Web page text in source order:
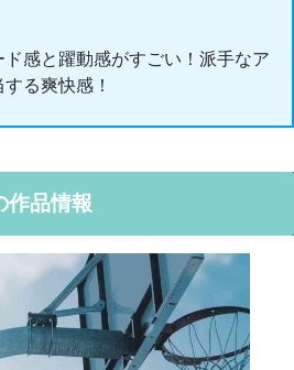
感と躍動感がすごい！派手なア
る爽快感！
作品情報